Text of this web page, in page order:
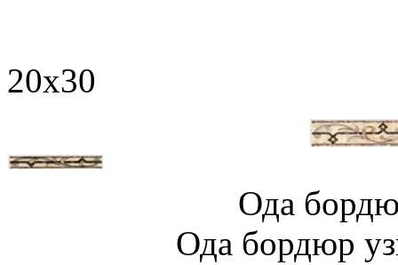
20x30
Ода бордюр
Ода бордюр